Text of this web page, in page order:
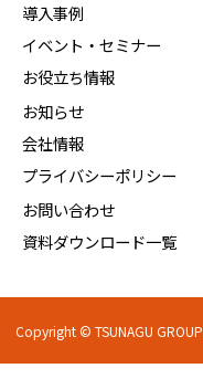
導入事例
イベント・セミナー
お役立ち情報
お知らせ
会社情報
プライバシーポリシー
お問い合わせ
資料ダウンロード一覧
Copyright © TSUNAGU